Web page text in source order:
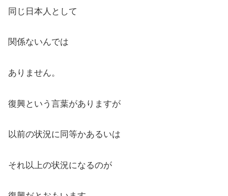
同じ日本人として
関係ないんでは
ありません。
復興という言葉がありますが
以前の状況に同等かあるいは
それ以上の状況になるのが